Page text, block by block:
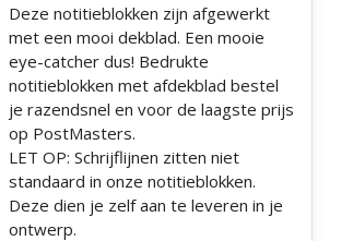
Deze notitieblokken zijn afgewerkt
met een mooi dekblad. Een mooie
eye-catcher dus! Bedrukte
notitieblokken met afdekblad bestel
je razendsnel en voor de laagste prijs
op PostMasters.
LET OP: Schrijflijnen zitten niet
standaard in onze notitieblokken.
Deze dien je zelf aan te leveren in je
ontwerp.